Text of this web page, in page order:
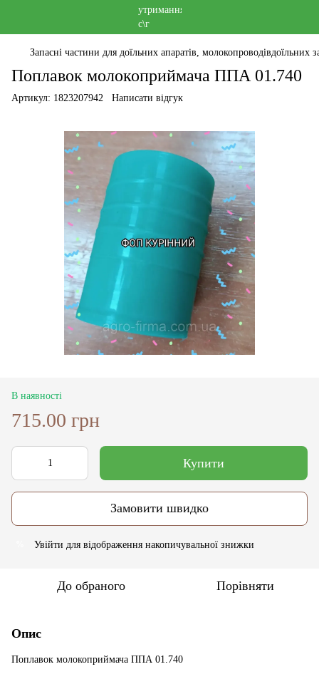
Запасні частини для доїльних апаратів, молокопроводівдоїльних
Поплавок молокоприймача ППА 01.740
Артикул: 1823207942 Написати відгук
В наявності
715.00 грн
Купити
Замовити швидко
Увійти для відображення накопичувальної знижки
До обраного Порівняти
Опис
Поплавок молокоприймача ППА 01.740